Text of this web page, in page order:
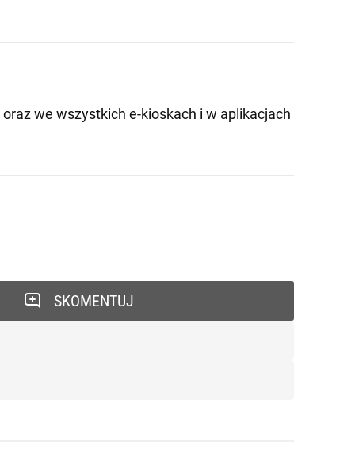
oraz we wszystkich e-kioskach i w aplikacjach
SKOMENTUJ